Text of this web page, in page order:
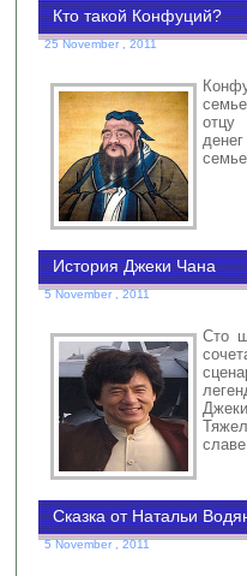
Кто такой Конфуций?
25 November , 2011
отцу
История Джеки Чана
5 November , 2011
Сто
славе
Сказка от Натальи
5 November , 2011